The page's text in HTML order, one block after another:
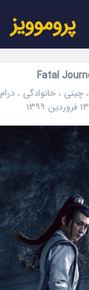
پروموویز
،چینی ،خانوادگی ،درام